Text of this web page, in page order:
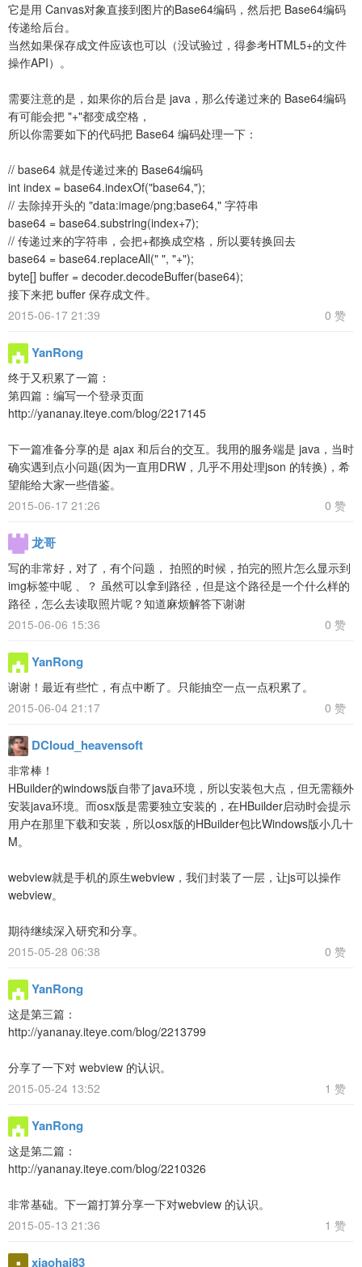
它是用 Canvas对象直接到图片的Base64编码，然后把 Base64编码
传递给后台。
当然如果保存成文件应该也可以（没试验过，得参考HTML5+的文件
操作API）。
需要注意的是，如果你的后台是 java，那么传递过来的 Base64编码
有可能会把 "+"都变成空格，
所以你需要如下的代码把 Base64 编码处理一下：
// base64 就是传递过来的 Base64编码
int index = base64.indexOf("base64,");
// 去除掉开头的 "data:image/png;base64," 字符串
base64 = base64.substring(index+7);
// 传递过来的字符串，会把+都换成空格，所以要转换回去
base64 = base64.replaceAll(" ", "+");
byte[] buffer = decoder.decodeBuffer(base64);
接下来把 buffer 保存成文件。
2015-06-17 21:39
0 赞
YanRong
终于又积累了一篇：
第四篇：编写一个登录页面
http://yananay.iteye.com/blog/2217145
下一篇准备分享的是 ajax 和后台的交互。我用的服务端是 java，当时
确实遇到点小问题(因为一直用DRW，几乎不用处理json 的转换)，希
望能给大家一些借鉴。
2015-06-17 21:26
0 赞
龙哥
写的非常好，对了，有个问题， 拍照的时候，拍完的照片怎么显示到
img标签中呢 、？ 虽然可以拿到路径，但是这个路径是一个什么样的
路径，怎么去读取照片呢？知道麻烦解答下谢谢
2015-06-06 15:36
0 赞
YanRong
谢谢！最近有些忙，有点中断了。只能抽空一点一点积累了。
2015-06-04 21:17
0 赞
DCloud_heavensoft
非常棒！
HBuilder的windows版自带了java环境，所以安装包大点，但无需额外
安装java环境。而osx版是需要独立安装的，在HBuilder启动时会提示
用户在那里下载和安装，所以osx版的HBuilder包比Windows版小几十
M。
webview就是手机的原生webview，我们封装了一层，让js可以操作
webview。
期待继续深入研究和分享。
2015-05-28 06:38
0 赞
YanRong
这是第三篇：
http://yananay.iteye.com/blog/2213799
分享了一下对 webview 的认识。
2015-05-24 13:52
1 赞
YanRong
这是第二篇：
http://yananay.iteye.com/blog/2210326
非常基础。下一篇打算分享一下对webview 的认识。
2015-05-13 21:36
1 赞
xiaohai83